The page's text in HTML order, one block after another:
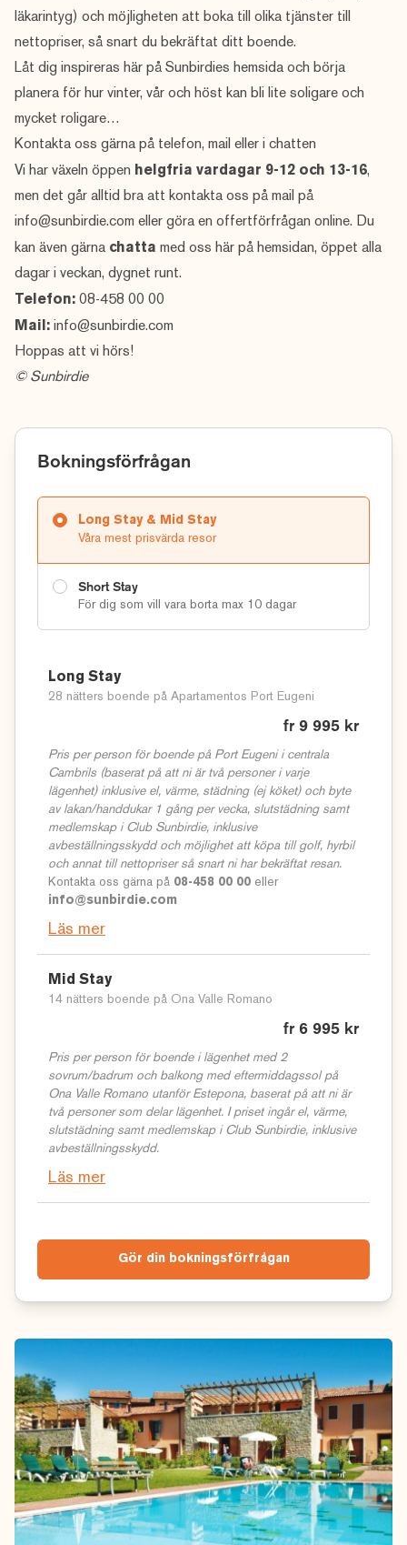
läkarintyg) och möjligheten att boka till olika tjänster till
nettopriser, så snart du bekräftat ditt boende.
Låt dig inspireras här på Sunbirdies hemsida och börja
planera för hur vinter, vår och höst kan bli lite soligare och
mycket roligare…
Kontakta oss gärna på telefon, mail eller i chatten
Vi har växeln öppen helgfria vardagar 9-12 och 13-16,
men det går alltid bra att kontakta oss på mail på
info@sunbirdie.com eller göra en offertförfrågan online. Du
kan även gärna chatta med oss här på hemsidan, öppet alla
dagar i veckan, dygnet runt.
Telefon: 08-458 00 00
Mail: info@sunbirdie.com
Hoppas att vi hörs!
© Sunbirdie
Bokningsförfrågan
Long Stay & Mid Stay
Våra mest prisvärda resor
Short Stay
För dig som vill vara borta max 10 dagar
Long Stay
28 nätters boende på Apartamentos Port Eugeni
fr 9 995 kr
Pris per person för boende på Port Eugeni i centrala
Cambrils (baserat på att ni är två personer i varje
lägenhet) inklusive el, värme, städning (ej köket) och byte
av lakan/handdukar 1 gång per vecka, slutstädning samt
medlemskap i Club Sunbirdie, inklusive
avbeställningsskydd och möjlighet att köpa till golf, hyrbil
och annat till nettopriser så snart ni har bekräftat resan.
Kontakta oss gärna på 08-458 00 00 eller
info@sunbirdie.com
Läs mer
Mid Stay
14 nätters boende på Ona Valle Romano
fr 6 995 kr
Pris per person för boende i lägenhet med 2
sovrum/badrum och balkong med eftermiddagssol på
Ona Valle Romano utanför Estepona, baserat på att ni är
två personer som delar lägenhet. I priset ingår el, värme,
slutstädning samt medlemskap i Club Sunbirdie, inklusive
avbeställningsskydd.
Läs mer
Gör din bokningsförfrågan